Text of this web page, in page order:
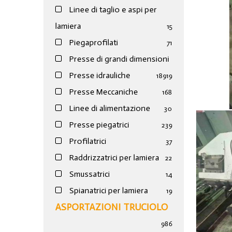
Linee di taglio e aspi per
lamiera
15
Piegaprofilati 71
Presse di grandi dimensioni
19
Presse idrauliche 189
Presse Meccaniche 168
Linee di alimentazione 30
Presse piegatrici 239
Profilatrici 37
Raddrizzatrici per lamiera 22
Smussatrici 14
Spianatrici per lamiera 19
ASPORTAZIONI TRUCIOLO
986